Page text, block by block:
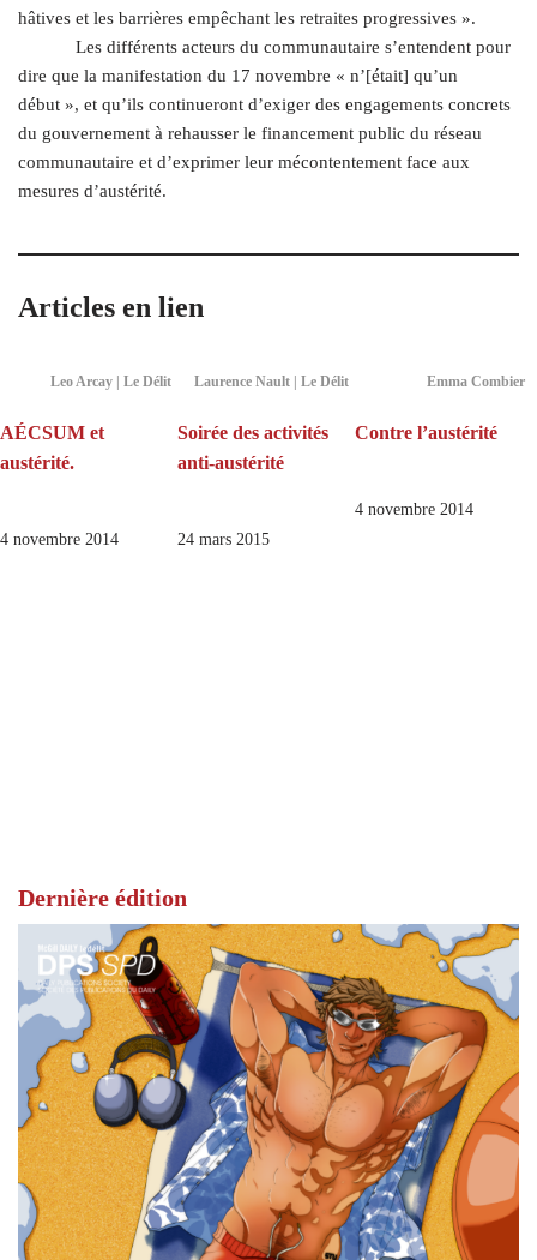
hâtives et les barrières empêchant les retraites progressives ».
Les différents acteurs du communautaire s’entendent pour
dire que la manifestation du 17 novembre « n’[était] qu’un
début », et qu’ils continueront d’exiger des engagements concrets
du gouvernement à rehausser le financement public du réseau
communautaire et d’exprimer leur mécontentement face aux
mesures d’austérité.
Articles en lien
Leo Arcay | Le Délit
AÉCSUM et
austérité.
4 novembre 2014
Laurence Nault | Le Délit
Soirée des activités
anti-austérité
24 mars 2015
Emma Combier
Contre l’austérité
4 novembre 2014
Dernière édition